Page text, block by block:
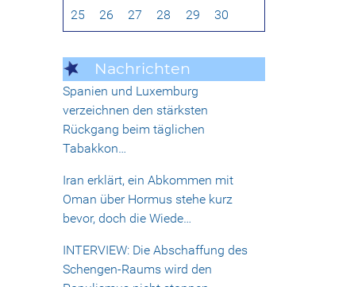
25 26 27 28 29 30
Nachrichten
Spanien und Luxemburg
verzeichnen den stärksten
Rückgang beim täglichen
Tabakkon…
Iran erklärt, ein Abkommen mit
Oman über Hormus stehe kurz
bevor, doch die Wiede…
INTERVIEW: Die Abschaffung des
Schengen-Raums wird den